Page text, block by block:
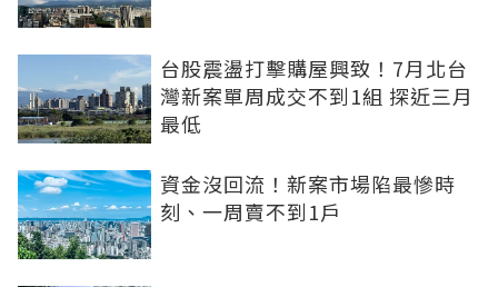
台股震盪打擊購屋興致！7月北台
灣新案單周成交不到1組 探近三月
最低
資金沒回流！新案市場陷最慘時
刻、一周賣不到1戶